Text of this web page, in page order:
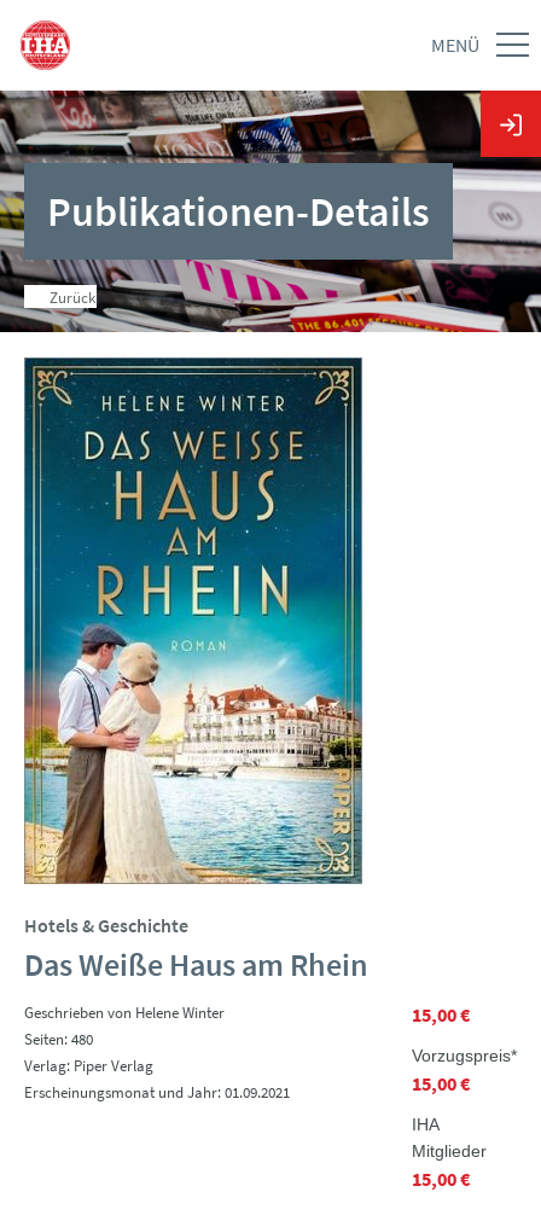
MENÜ
Publikationen-Details
Zurück
Hotels & Geschichte
Das Weiße Haus am Rhein
Geschrieben von Helene Winter
Seiten: 480
Verlag: Piper Verlag
Erscheinungsmonat und Jahr: 01.09.2021
15,00 €
Vorzugspreis*
15,00 €
IHA
Mitglieder
15,00 €